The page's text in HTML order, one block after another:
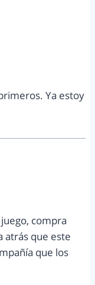
Ya estoy
compra
atrás que este
que los